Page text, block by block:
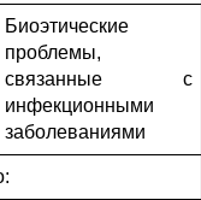
Биоэтические
проблемы,
связанные с
инфекционными
заболеваниями